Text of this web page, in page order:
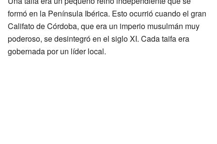
formó en la Península Ibérica. Esto ocurrió cuando el gran
Califato de Córdoba, que era un imperio musulmán muy
poderoso, se desintegró en el siglo XI. Cada taifa era
gobernada por un líder local.